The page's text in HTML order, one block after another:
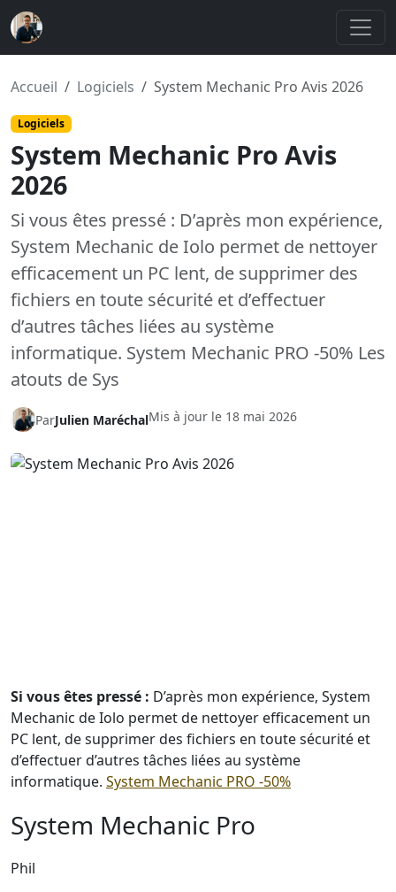
Accueil Logiciels System Mechanic Pro Avis 2026
Logiciels
System Mechanic Pro Avis
2026
Si vous êtes pressé : D’après mon expérience,
System Mechanic de Iolo permet de nettoyer
efficacement un PC lent, de supprimer des
fichiers en toute sécurité et d’effectuer
d’autres tâches liées au système
informatique. System Mechanic PRO -50% Les
atouts de Sys
ParJulien MaréchalMis à jour le 18 mai 2026
Si vous êtes pressé : D’après mon expérience, System
Mechanic de Iolo permet de nettoyer efficacement un
PC lent, de supprimer des fichiers en toute sécurité et
d’effectuer d’autres tâches liées au système
informatique. System Mechanic PRO -50%
System Mechanic Pro
Phil